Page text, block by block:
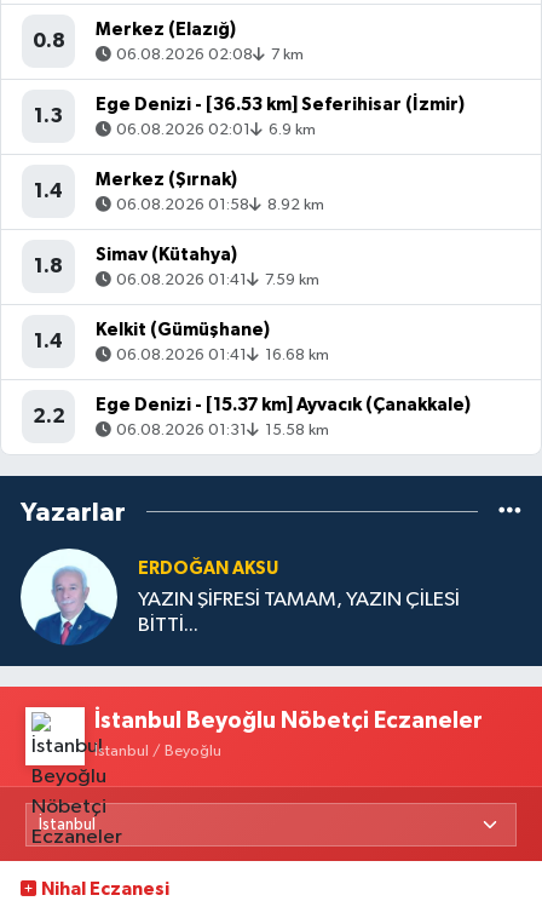
0.8
Merkez (Elazığ)
06.08.2026 02:08 7 km
1.3
Ege Denizi - [36.53 km] Seferihisar (İzmir)
06.08.2026 02:01 6.9 km
1.4
Merkez (Şırnak)
06.08.2026 01:58 8.92 km
1.8
Simav (Kütahya)
06.08.2026 01:41 7.59 km
1.4
Kelkit (Gümüşhane)
06.08.2026 01:41 16.68 km
2.2
Ege Denizi - [15.37 km] Ayvacık (Çanakkale)
06.08.2026 01:31 15.58 km
Yazarlar
ERDOĞAN AKSU
YAZIN ŞİFRESİ TAMAM, YAZIN ÇİLESİ
BİTTİ...
İstanbul Beyoğlu Nöbetçi Eczaneler
İstanbul / Beyoğlu
Nihal Eczanesi